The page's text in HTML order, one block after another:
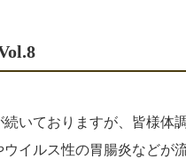
続いておりますが、皆様体
ウイルス性の胃腸炎などが